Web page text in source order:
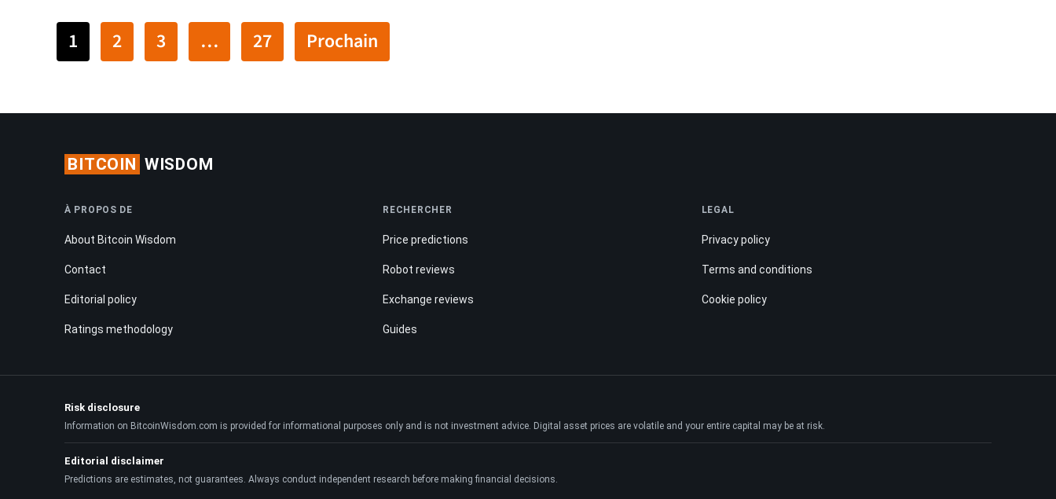
1 2 3 … 27 Prochain
BITCOIN WISDOM
À PROPOS DE
About Bitcoin Wisdom
Contact
Editorial policy
Ratings methodology
RECHERCHER
Price predictions
Robot reviews
Exchange reviews
Guides
LEGAL
Privacy policy
Terms and conditions
Cookie policy
Risk disclosure
Information on BitcoinWisdom.com is provided for informational purposes only and is not investment advice. Digital asset prices are volatile and your entire capital may be at risk.
Editorial disclaimer
Predictions are estimates, not guarantees. Always conduct independent research before making financial decisions.